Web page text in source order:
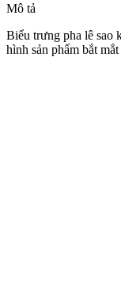
Mô tả
Biểu trưng pha lê sao
hình sản phẩm bắt